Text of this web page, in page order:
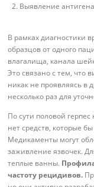
Выявление
В рамках диагностики
образцов от одного
влагалища, канала
Это связано с тем, что
никак не проявляясь в
несколько раз для
По сути половой
нет средств, которые
Медикаменты могут
заживление язвочек.
теплые ванны.
частоту рецидивов.